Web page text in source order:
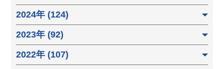
2024年 (124)
2023年 (92)
2022年 (107)